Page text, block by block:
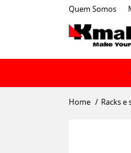
Quem Somos
Home Racks